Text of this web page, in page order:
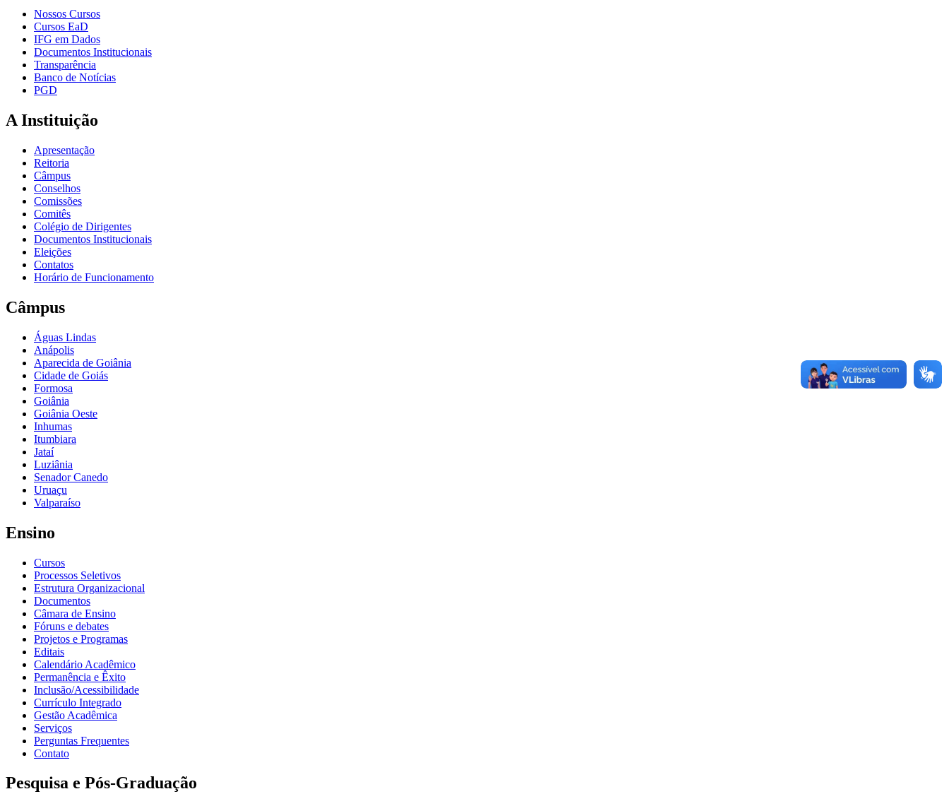
Nossos Cursos
Cursos EaD
IFG em Dados
Documentos Institucionais
Transparência
Banco de Notícias
PGD
A Instituição
Apresentação
Reitoria
Câmpus
Conselhos
Comissões
Comitês
Colégio de Dirigentes
Documentos Institucionais
Eleições
Contatos
Horário de Funcionamento
Câmpus
Águas Lindas
Anápolis
Aparecida de Goiânia
Cidade de Goiás
Formosa
Goiânia
Goiânia Oeste
Inhumas
Itumbiara
Jataí
Luziânia
Senador Canedo
Uruaçu
Valparaíso
Ensino
Cursos
Processos Seletivos
Estrutura Organizacional
Documentos
Câmara de Ensino
Fóruns e debates
Projetos e Programas
Editais
Calendário Acadêmico
Permanência e Êxito
Inclusão/Acessibilidade
Currículo Integrado
Gestão Acadêmica
Serviços
Perguntas Frequentes
Contato
Pesquisa e Pós-Graduação